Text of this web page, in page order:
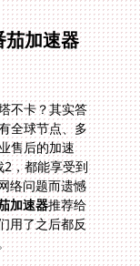
加速器
不卡？其实答
全球节点、多
量、安全加密、专业售后的加速
、崩坏3还是激战2，都能享受到
验，不用再因为网络问题而遗憾
加速器推荐给
了身边好几个海外玩国服游戏的朋友，他们用了之后都反